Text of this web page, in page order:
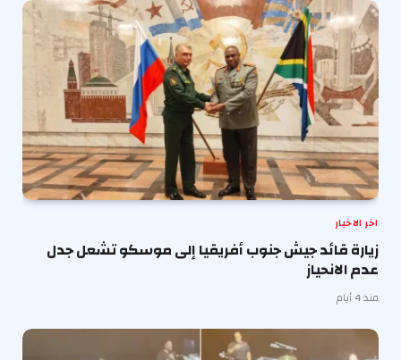
اخر الاخبار
زيارة قائد جيش جنوب أفريقيا إلى موسكو تشعل جدل
عدم الانحياز
منذ 4 أيام